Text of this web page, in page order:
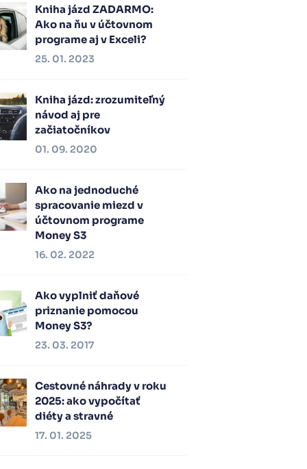
Kniha jázd ZADARMO:
Ako na ňu v účtovnom
programe aj v Exceli?
25. 01. 2023
Kniha jázd: zrozumiteľný
návod aj pre
začiatočníkov
01. 09. 2020
Ako na jednoduché
spracovanie miezd v
účtovnom programe
Money S3
16. 02. 2022
Ako vyplniť daňové
priznanie pomocou
Money S3?
23. 03. 2017
Cestovné náhrady v roku
2025: ako vypočítať
diéty a stravné
17. 01. 2025